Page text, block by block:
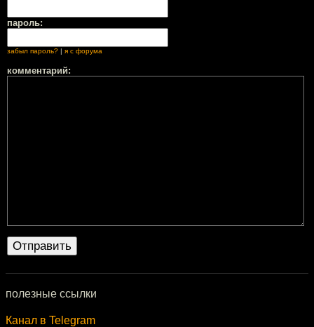
пароль:
забыл пароль? | я с форума
комментарий:
полезные ссылки
Канал в Telegram